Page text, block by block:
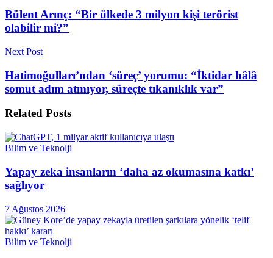
Bülent Arınç: “Bir ülkede 3 milyon kişi terörist
olabilir mi?”
Next Post
Hatimoğulları’ndan ‘süreç’ yorumu: “İktidar hâlâ
somut adım atmıyor, süreçte tıkanıklık var”
Related Posts
Bilim ve Teknolji
Yapay zeka insanların ‘daha az okumasına katkı’
sağlıyor
7 Ağustos 2026
Bilim ve Teknolji